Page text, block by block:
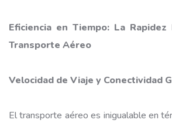
Eficiencia en Tiempo: La
Transporte Aéreo
Velocidad de Viaje y Conectividad
El transporte aéreo es inigualable en